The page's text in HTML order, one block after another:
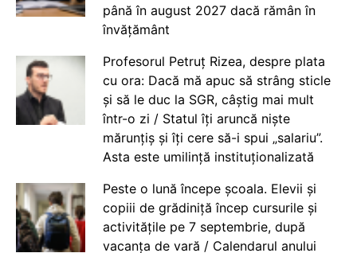
până în august 2027 dacă rămân în
învățământ
Profesorul Petruț Rizea, despre plata
cu ora: Dacă mă apuc să strâng sticle
și să le duc la SGR, câștig mai mult
într-o zi / Statul îți aruncă niște
mărunțiș și îți cere să-i spui „salariu”.
Asta este umilință instituționalizată
Peste o lună începe școala. Elevii și
copiii de grădiniță încep cursurile și
activitățile pe 7 septembrie, după
vacanța de vară / Calendarul anului